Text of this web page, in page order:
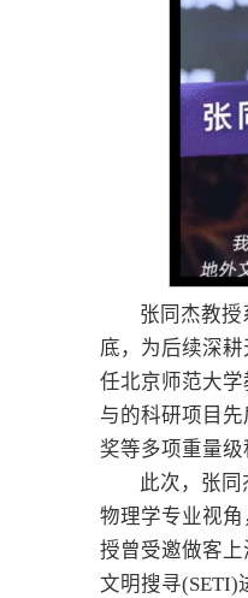
张同杰教
底，为后续深
任北京师范大
与的科研项目
奖等多项重量级
此次，张
物理学专业视
授曾受邀做客
文明搜寻(SETI)